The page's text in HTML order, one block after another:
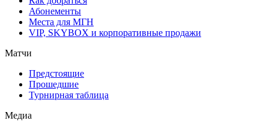
Абонементы
Места для МГН
VIP, SKYBOX и корпоративные продажи
Матчи
Предстоящие
Прошедшие
Турнирная таблица
Медиа